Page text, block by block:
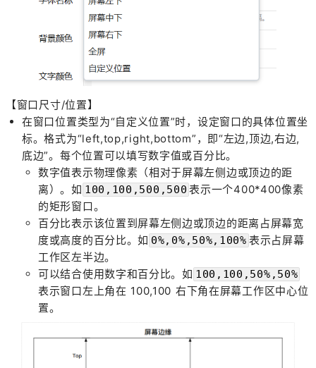
【窗口尺寸/位置】
在窗口位置类型为“自定义位置”时，设定窗口的具体位置坐
标。格式为“left,top,right,bottom”，即“左边,顶边,右边,
底边”。每个位置可以填写数字值或百分比。
数字值表示物理像素（相对于屏幕左侧边或顶边的距
离）。如 100,100,500,500 表示一个400*400像素
的矩形窗口。
百分比表示该位置到屏幕左侧边或顶边的距离占屏幕宽
度或高度的百分比。如 0%,0%,50%,100% 表示占屏幕
工作区左半边。
可以结合使用数字和百分比。如 100,100,50%,50%
表示窗口左上角在 100,100 右下角在屏幕工作区中心位
置。